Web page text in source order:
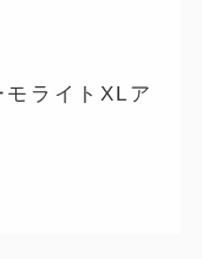
ライトXLア